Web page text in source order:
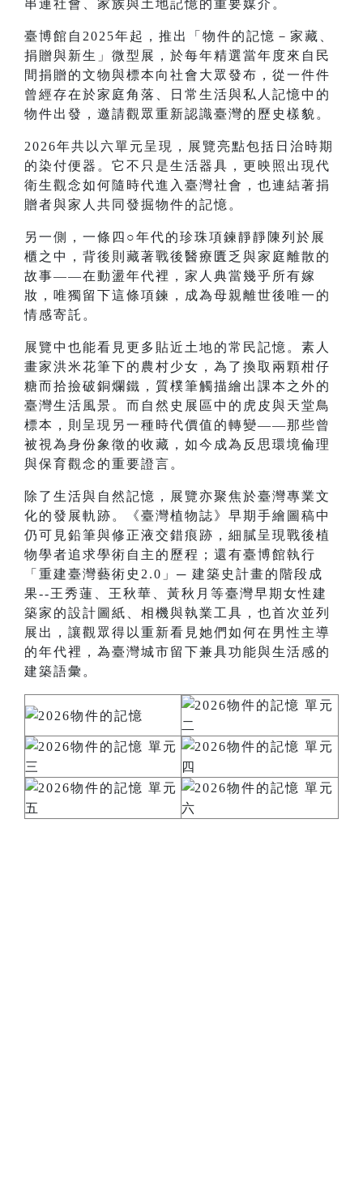
串連社會、家族與土地記憶的重要媒介。
臺博館自2025年起，推出「物件的記憶－家藏、
捐贈與新生」微型展，於每年精選當年度來自民
間捐贈的文物與標本向社會大眾發布，從一件件
曾經存在於家庭角落、日常生活與私人記憶中的
物件出發，邀請觀眾重新認識臺灣的歷史樣貌。
2026年共以六單元呈現，展覽亮點包括日治時期
的染付便器。它不只是生活器具，更映照出現代
衛生觀念如何隨時代進入臺灣社會，也連結著捐
贈者與家人共同發掘物件的記憶。
另一側，一條四○年代的珍珠項鍊靜靜陳列於展
櫃之中，背後則藏著戰後醫療匱乏與家庭離散的
故事——在動盪年代裡，家人典當幾乎所有嫁
妝，唯獨留下這條項鍊，成為母親離世後唯一的
情感寄託。
展覽中也能看見更多貼近土地的常民記憶。素人
畫家洪米花筆下的農村少女，為了換取兩顆柑仔
糖而拾撿破銅爛鐵，質樸筆觸描繪出課本之外的
臺灣生活風景。而自然史展區中的虎皮與天堂鳥
標本，則呈現另一種時代價值的轉變——那些曾
被視為身份象徵的收藏，如今成為反思環境倫理
與保育觀念的重要證言。
除了生活與自然記憶，展覽亦聚焦於臺灣專業文
化的發展軌跡。《臺灣植物誌》早期手繪圖稿中
仍可見鉛筆與修正液交錯痕跡，細膩呈現戰後植
物學者追求學術自主的歷程；還有臺博館執行
「重建臺灣藝術史2.0」─ 建築史計畫的階段成
果--王秀蓮、王秋華、黃秋月等臺灣早期女性建
築家的設計圖紙、相機與執業工具，也首次並列
展出，讓觀眾得以重新看見她們如何在男性主導
的年代裡，為臺灣城市留下兼具功能與生活感的
建築語彙。